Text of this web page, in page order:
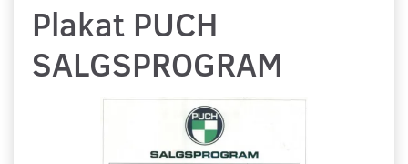
Plakat PUCH
SALGSPROGRAM